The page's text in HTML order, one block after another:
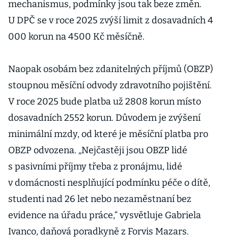
mechanismus, podmínky jsou tak beze změn.
U DPČ se v roce 2025 zvýší limit z dosavadních 4
000 korun na 4500 Kč měsíčně.
Naopak osobám bez zdanitelných příjmů (OBZP)
stoupnou měsíční odvody zdravotního pojištění.
V roce 2025 bude platba už 2808 korun místo
dosavadních 2552 korun. Důvodem je zvýšení
minimální mzdy, od které je měsíční platba pro
OBZP odvozena. „Nejčastěji jsou OBZP lidé
s pasivními příjmy třeba z pronájmu, lidé
v domácnosti nesplňující podmínku péče o dítě,
studenti nad 26 let nebo nezaměstnaní bez
evidence na úřadu práce,“ vysvětluje Gabriela
Ivanco, daňová poradkyně z Forvis Mazars.